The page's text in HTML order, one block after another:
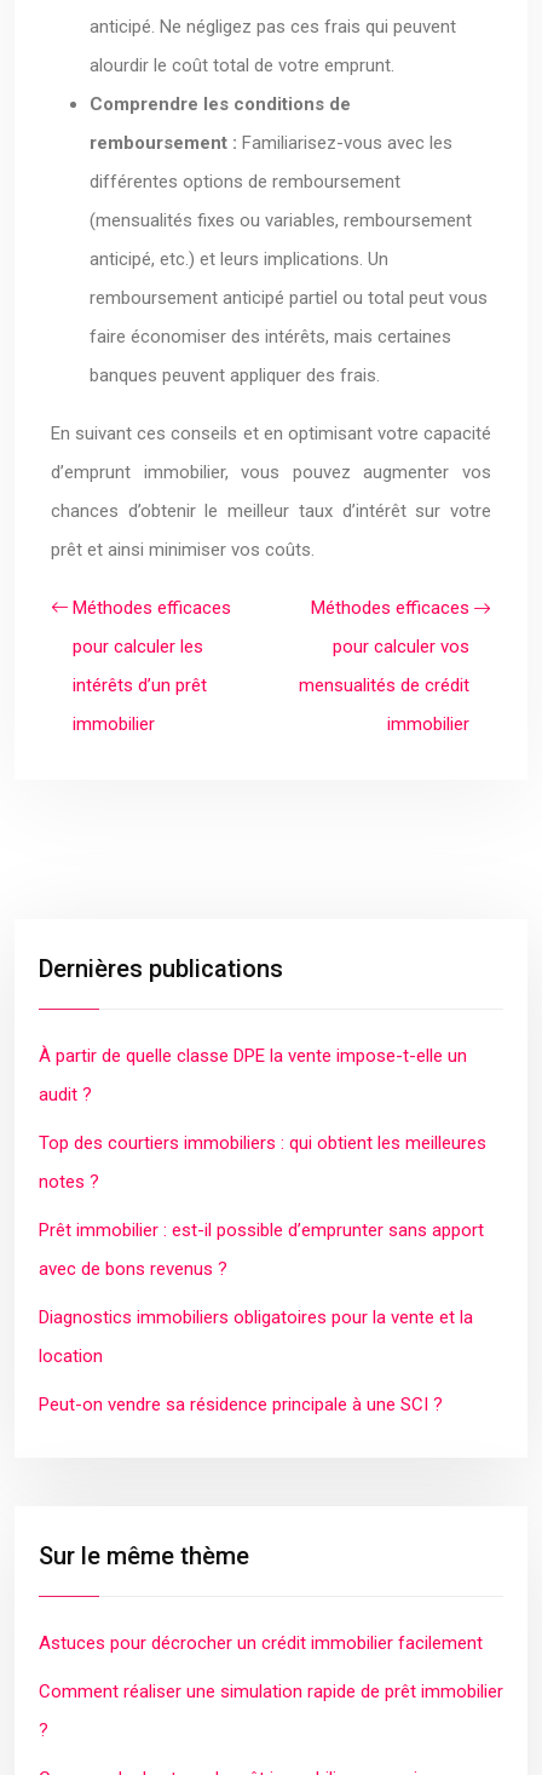
anticipé. Ne négligez pas ces frais qui peuvent
alourdir le coût total de votre emprunt.
Comprendre les conditions de
remboursement : Familiarisez-vous avec les
différentes options de remboursement
(mensualités fixes ou variables, remboursement
anticipé, etc.) et leurs implications. Un
remboursement anticipé partiel ou total peut vous
faire économiser des intérêts, mais certaines
banques peuvent appliquer des frais.
En suivant ces conseils et en optimisant votre capacité
d’emprunt immobilier, vous pouvez augmenter vos
chances d’obtenir le meilleur taux d’intérêt sur votre
prêt et ainsi minimiser vos coûts.
Méthodes efficaces
pour calculer les
intérêts d’un prêt
immobilier
Méthodes efficaces
pour calculer vos
mensualités de crédit
immobilier
Dernières publications
À partir de quelle classe DPE la vente impose-t-elle un
audit ?
Top des courtiers immobiliers : qui obtient les meilleures
notes ?
Prêt immobilier : est-il possible d’emprunter sans apport
avec de bons revenus ?
Diagnostics immobiliers obligatoires pour la vente et la
location
Peut-on vendre sa résidence principale à une SCI ?
Sur le même thème
Astuces pour décrocher un crédit immobilier facilement
Comment réaliser une simulation rapide de prêt immobilier
?